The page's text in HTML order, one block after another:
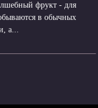
фрукт - для
в обычных
а...